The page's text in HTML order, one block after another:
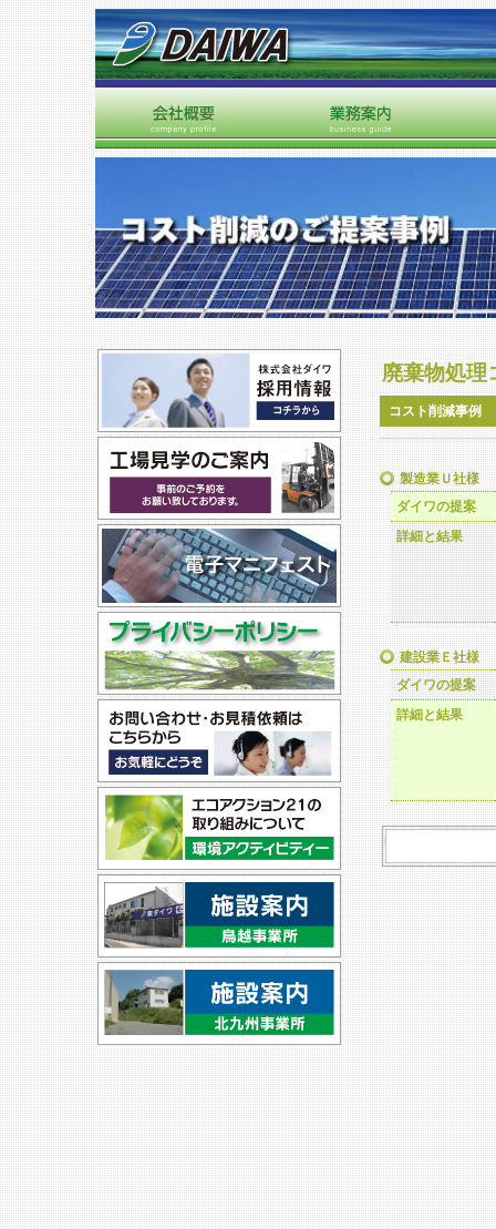
廃棄物処理
コスト削減事例
製造業Ｕ社様
ダイワの提案
詳細と結果
建設業Ｅ社様
ダイワの提案
詳細と結果